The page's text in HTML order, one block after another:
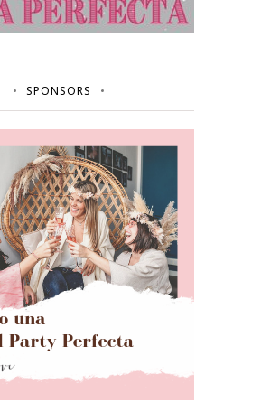
SPONSORS